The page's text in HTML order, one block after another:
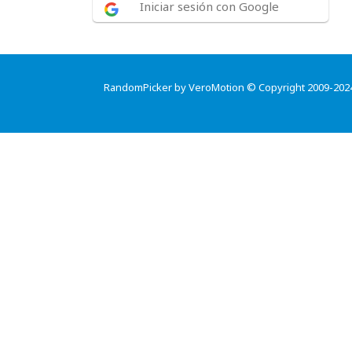
Iniciar sesión con Google
RandomPicker by VeroMotion © Copyright 2009-